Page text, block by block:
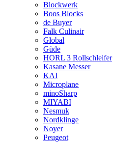
Blockwerk
Boos Blocks
de Buyer
Falk Culinair
Global
Güde
HORL 3 Rollschleifer
Kasane Messer
KAI
Microplane
minoSharp
MIYABI
Nesmuk
Nordklinge
Noyer
Peugeot